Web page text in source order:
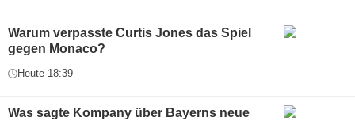
Warum verpasste Curtis Jones das Spiel
gegen Monaco?
Heute 18:39
Was sagte Kompany über Bayerns neue